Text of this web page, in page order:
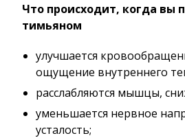
Что происходит, когда вы
тимьяном
улучшается
ощущение внутреннего
расслабляются мышцы,
уменьшается нервное
усталость;